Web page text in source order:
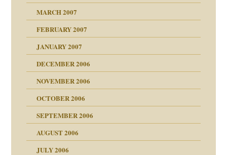
voller Absicht!"
MARCH 2007
FEBRUARY 2007
JANUARY 2007
DECEMBER 2006
NOVEMBER 2006
OCTOBER 2006
SEPTEMBER 2006
AUGUST 2006
JULY 2006